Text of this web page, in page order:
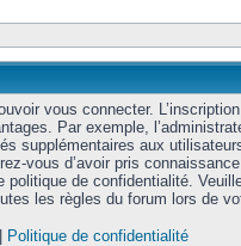
vous connecter.
Par exemple,
supplémentaires aux
vous d’avoir pris
politique de confidentialité.
les règles du forum lors de
Politique de confidentialité